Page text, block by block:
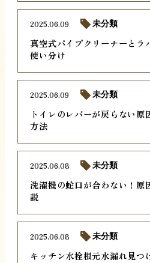
真空式パイプクリーナーとラ
使い分け
2025.06.09 未分類
トイレのレバーが戻らない原
方法
2025.06.09 未分類
洗濯機の蛇口が合わない！原
説
2025.06.08 未分類
キッチン水栓根元水漏れ見つ
2025.06.08 未分類